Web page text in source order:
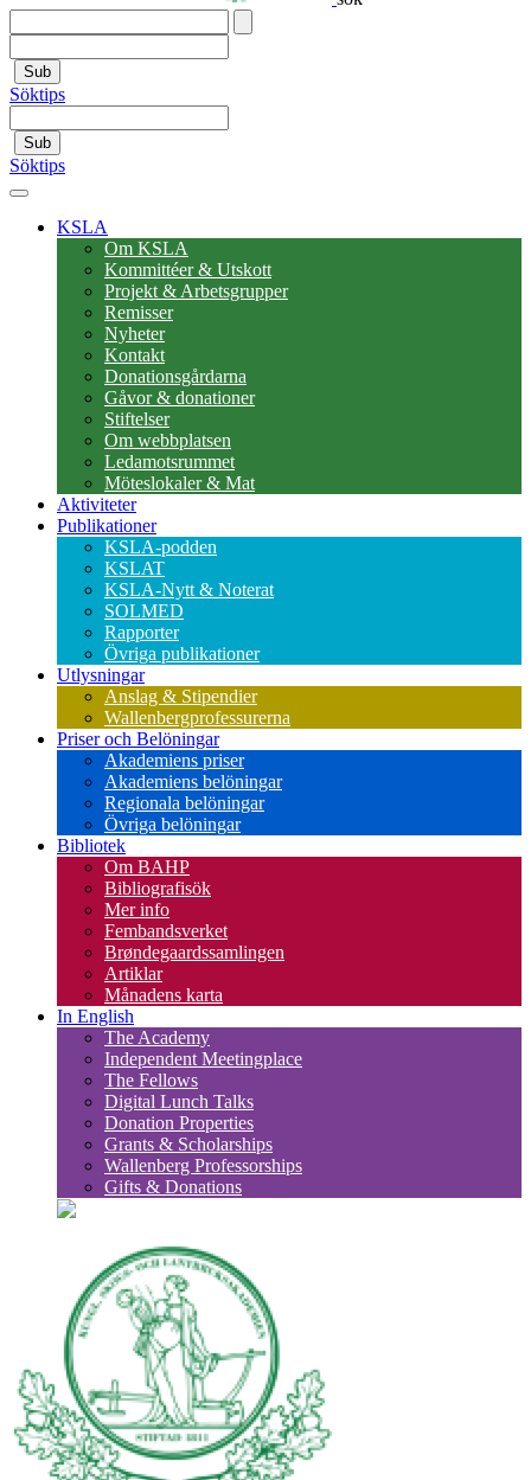
Sub
Söktips
Sub
Söktips
KSLA
Om KSLA
Kommittéer & Utskott
Projekt & Arbetsgrupper
Remisser
Nyheter
Kontakt
Donationsgårdarna
Gåvor & donationer
Stiftelser
Om webbplatsen
Ledamotsrummet
Möteslokaler & Mat
Aktiviteter
Publikationer
KSLA-podden
KSLAT
KSLA-Nytt & Noterat
SOLMED
Rapporter
Övriga publikationer
Utlysningar
Anslag & Stipendier
Wallenbergprofessurerna
Priser och Belöningar
Akademiens priser
Akademiens belöningar
Regionala belöningar
Övriga belöningar
Bibliotek
Om BAHP
Bibliografisök
Mer info
Fembandsverket
Brøndegaardssamlingen
Artiklar
Månadens karta
In English
The Academy
Independent Meetingplace
The Fellows
Digital Lunch Talks
Donation Properties
Grants & Scholarships
Wallenberg Professorships
Gifts & Donations